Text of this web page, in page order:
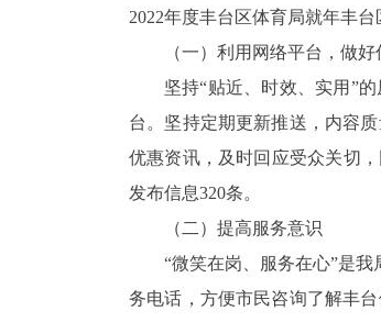
2022年度丰台区体育局就年丰台
（一）利用网络平台，做
坚持“贴近、时效、实用”
台。坚持定期更新推送，内容
优惠资讯，及时回应受众关切
发布信息320条。
（二）提高服务意识
“微笑在岗、服务在心”是
务电话，方便市民咨询了解丰